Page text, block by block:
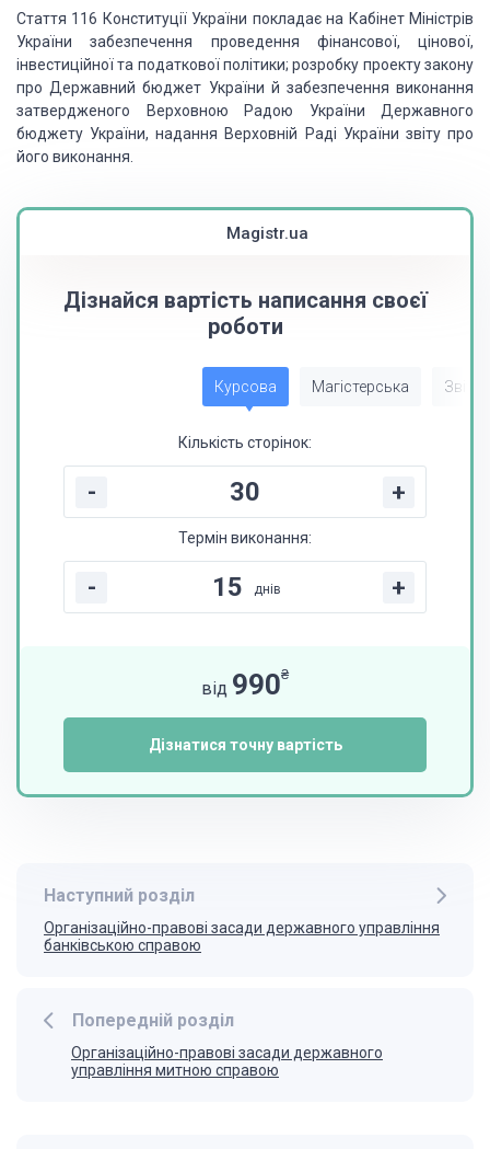
Стаття 116 Конституції України покладає на Кабінет Міністрів
України забезпечення проведення фінансової, цінової,
інвестиційної та податкової політики; розробку проекту закону
про Державний бюджет України й забезпечення виконання
затвердженого Верховною Радою України Державного
бюджету України, надання Верховній Раді України звіту про
його виконання.
Magistr.ua
Дізнайся вартість написання своєї
роботи
Курсова Магістерська Звіт
Кількість сторінок:
- +
Термін виконання:
- днів +
від 990₴
Дізнатися точну вартість
Попередній розділ
Організаційно-правові засади державного
управління митною справою
Наступний розділ
Організаційно-правові засади державного управління
бан­ківською справою